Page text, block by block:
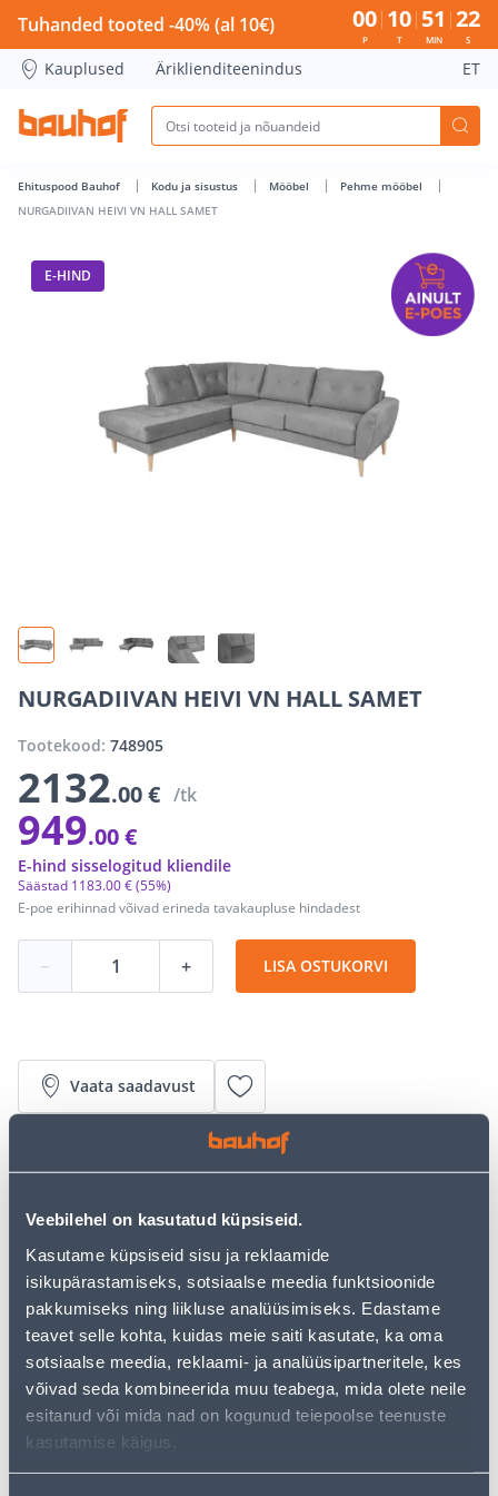
Veebilehel on kasutatud küpsiseid.
Kasutame küpsiseid sisu ja reklaamide
isikupärastamiseks, sotsiaalse meedia funktsioonide
pakkumiseks ning liikluse analüüsimiseks. Edastame
teavet selle kohta, kuidas meie saiti kasutate, ka oma
sotsiaalse meedia, reklaami- ja analüüsipartneritele, kes
võivad seda kombineerida muu teabega, mida olete neile
esitanud või mida nad on kogunud teiepoolse teenuste
kasutamise käigus.
NURGADIIVAN HEIVI VN HALL SAMET - Bauhof has loaded
Tuhanded tooted -40% (al 10€) 00
P
10
T
51
MIN
22
S
Kauplused Äriklienditeenindus ET
Ehituspood Bauhof Kodu ja sisustus Mööbel
Pehme mööbel
NURGADIIVAN HEIVI VN HALL SAMET
E-HIND
NURGADIIVAN HEIVI VN HALL SAMET
Tootekood: 748905
2132.00 € /tk
949.00 €
E-poe erihinnad võivad erineda tavakaupluse hindadest
Säästad 1183.00 €(55%)
E-hind sisselogitud kliendile
− + LISA OSTUKORVI
Vaata saadavust
• 14-päevane tagastusõigus.
Järelmaksu kalkulaator
Sissemakse Maksed
Kuumakse 355.33 €